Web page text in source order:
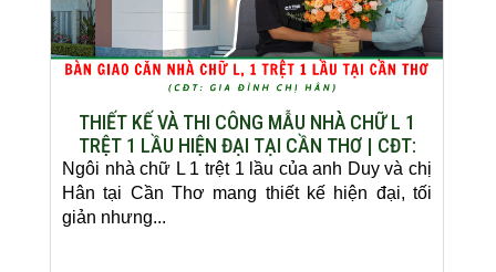
THIẾT KẾ VÀ THI CÔNG MẪU NHÀ CHỮ L 1
TRỆT 1 LẦU HIỆN ĐẠI TẠI CẦN THƠ | CĐT:
CHỊ HÂN, ANH DUY
Ngôi nhà chữ L 1 trệt 1 lầu của anh Duy và chị
Hân tại Cần Thơ mang thiết kế hiện đại, tối
giản nhưng...